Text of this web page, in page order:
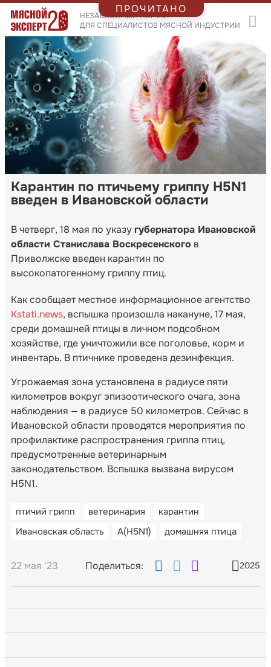
НЕЗАВИСИМЫЙ ПОРТАЛ
ДЛЯ СПЕЦИАЛИСТОВ МЯСНОЙ ИНДУСТРИИ
Карантин по птичьему гриппу H5N1
введен в Ивановской области
В четверг, 18 мая по указугубернатора Ивановской
области Станислава Воскресенского в
Приволжске введен карантин по
высокопатогенному гриппу птиц.
Как сообщает местное информационное агентство
Kstati.news, вспышка произошла накануне, 17 мая,
среди домашней птицы в личном подсобном
хозяйстве, где уничтожили все поголовье, корм и
инвентарь. В птичнике проведена дезинфекция.
Угрожаемая зона установлена в радиусе пяти
километров вокруг эпизоотического очага, зона
наблюдения — в радиусе 50 километров. Сейчас в
Ивановской области проводятся мероприятия по
профилактике распространения гриппа птиц,
предусмотренные ветеринарным
законодательством. Вспышка вызвана вирусом
H5N1.
птичий грипп ветеринария
карантин
Ивановская область
A(H5N1) домашняя птица
22 мая '23 Поделиться: 2025
ПРОЧИТАНО